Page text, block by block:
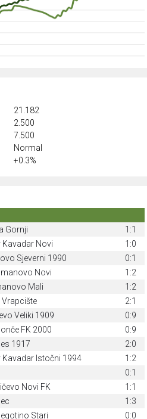
21.182
2.500
7.500
Normal
+0.3%
Gornji
1:1
Kavadar Novi
1:0
Sjeverni 1990
0:1
Novi
1:2
Mali
1:2
Vrapcište
2:1
Veliki 1909
0:9
FK 2000
0:9
1917
2:0
Kavadar Istočni 1994
1:2
0:1
Novi FK
1:1
1:3
Stari
0:0